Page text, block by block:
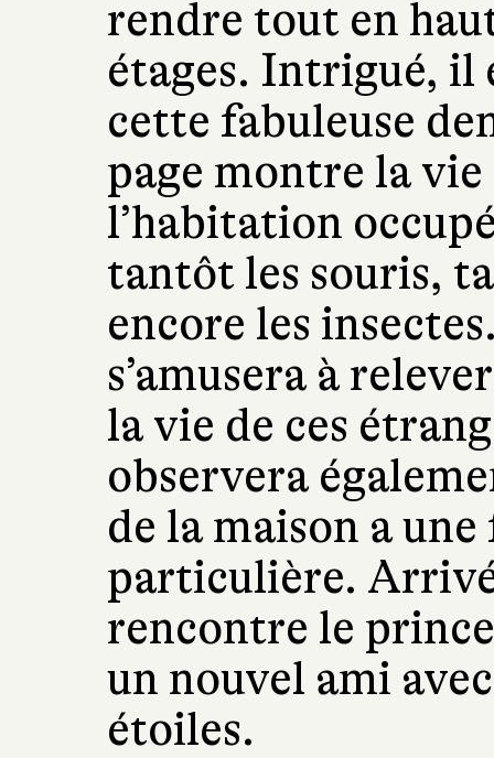
rendre tout en
étages. Intrigué, il
cette fabuleuse
page montre la vie
l’habitation
tantôt les souris,
encore les
s’amusera à
la vie de ces
observera
de la maison a
particulière.
rencontre le
un nouvel ami
étoiles.